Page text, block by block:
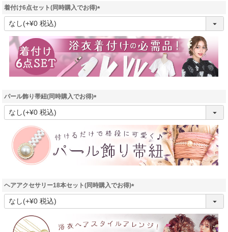
着付け6点セット(同時購入でお得)
(
須
)
パール飾り帯紐(同時購入でお得)
(
)
ヘアアクセサリー18本セット(同時購入でお得)
(
須
)